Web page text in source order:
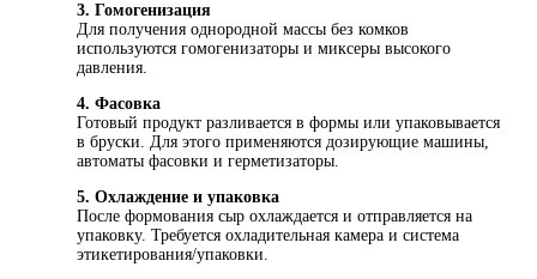
3. Гомогенизация
Для получения однородной массы без комков
используются гомогенизаторы и миксеры высокого
давления.
4. Фасовка
Готовый продукт разливается в формы или упаковывается
в бруски. Для этого применяются дозирующие машины,
автоматы фасовки и герметизаторы.
5. Охлаждение и упаковка
После формования сыр охлаждается и отправляется на
упаковку. Требуется охладительная камера и система
этикетирования/упаковки.